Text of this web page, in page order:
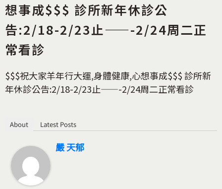
想事成$$$ 診所新年休診公
告:2/18-2/23止——-2/24周二正
常看診
$$$祝大家羊年行大運,身體健康,心想事成$$$ 診所新
年休診公告:2/18-2/23止——-2/24周二正常看診
About Latest Posts
嚴 天郁